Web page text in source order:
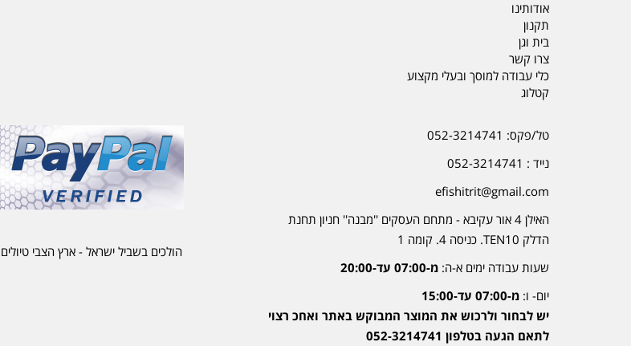
אודותינו
תקנון
בית וגן
צרו קשר
כלי עבודה למוסך ובעלי מקצוע
קטלוג
טל/פקס: 052-3214741
נייד : 052-3214741
efishitrit@gmail.com
האילן 4 אור עקיבא - מתחם העסקים ''מבנה'' חניון תחנת
הדלק TEN10. כניסה 4. קומה 1
שעות עבודה ימים א-ה: מ-07:00 עד-20:00
יום- ו: מ-07:00 עד-15:00
יש לבחור ולרכוש את המוצר המבוקש באתר ואחכ רצוי
לתאם הגעה בטלפון 052-3214741
הולכים בשביל ישראל - ארץ הצבי טיולים